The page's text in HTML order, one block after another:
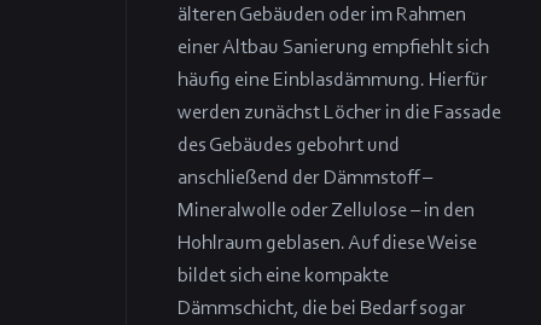
älteren Gebäuden oder im Rahmen
einer Altbau Sanierung empfiehlt sich
häufig eine Einblasdämmung. Hierfür
werden zunächst Löcher in die Fassade
des Gebäudes gebohrt und
anschließend der Dämmstoff –
Mineralwolle oder Zellulose – in den
Hohlraum geblasen. Auf diese Weise
bildet sich eine kompakte
Dämmschicht, die bei Bedarf sogar